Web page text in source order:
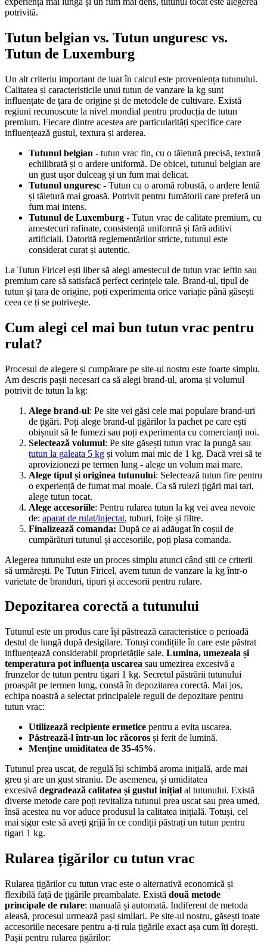
potrivită.
Tutun belgian vs. Tutun unguresc vs.
Tutun de Luxemburg
Un alt criteriu important de luat în calcul este proveniența tutunului.
Calitatea și caracteristicile unui tutun de vanzare la kg sunt
influențate de țara de origine și de metodele de cultivare. Există
regiuni recunoscute la nivel mondial pentru producția de tutun
premium. Fiecare dintre acestea are particularități specifice care
influențează gustul, textura și arderea.
Tutunul belgian - tutun vrac fin, cu o tăietură precisă, textură
echilibrată și o ardere uniformă. De obicei, tutunul belgian are
un gust ușor dulceag și un fum mai delicat.
Tutunul unguresc - Tutun cu o aromă robustă, o ardere lentă
și tăietură mai groasă. Potrivit pentru fumătorii care preferă un
fum mai intens.
Tutunul de Luxemburg - Tutun vrac de calitate premium, cu
amestecuri rafinate, consistență uniformă și fără aditivi
artificiali. Datorită reglementărilor stricte, tutunul este
considerat curat și autentic.
La Tutun Firicel ești liber să alegi amestecul de tutun vrac ieftin sau
premium care să satisfacă perfect cerințele tale. Brand-ul, tipul de
tutun și țara de origine, poți experimenta orice variație până găsești
ceea ce ți se potrivește.
Cum alegi cel mai bun tutun vrac pentru
rulat?
Procesul de alegere și cumpărare pe site-ul nostru este foarte simplu.
Am descris pașii necesari ca să alegi brand-ul, aroma și volumul
potrivit de tutun la kg:
Alege brand-ul: Pe site vei găsi cele mai populare brand-uri
de țigări. Poți alege brand-ul țigărilor la pachet pe care ești
obișnuit să le fumezi sau poți experimenta cu comercianți noi.
Selectează volumul: Pe site găsești tutun vrac la pungă sau
tutun la galeata 5 kg și volum mai mic de 1 kg. Dacă vrei să te
aprovizionezi pe termen lung - alege un volum mai mare.
Alege tipul și originea tutunului: Selectează tutun fire pentru
o experiență de fumat mai moale. Ca să rulezi țigări mai tari,
alege tutun tocat.
Alege accesoriile: Pentru rularea tutun la kg vei avea nevoie
de: aparat de rulat/injectat, tuburi, foițe și filtre.
Finalizează comanda: După ce ai adăugat în coșul de
cumpărături tutunul și accesoriile, poți plasa comanda.
Alegerea tutunului este un proces simplu atunci când știi ce criterii
să urmărești. Pe Tutun Firicel, avem tutun de vanzare la kg într-o
varietate de branduri, tipuri și accesorii pentru rulare.
Depozitarea corectă a tutunului
Tutunul este un produs care își păstrează caracteristice o perioadă
destul de lungă după desigilare. Totuși condițiile în care este păstrat
influențează considerabil proprietățile sale. Lumina, umezeala și
temperatura pot influența uscarea sau umezirea excesivă a
frunzelor de tutun pentru tigari 1 kg. Secretul păstrării tutunului
proaspăt pe termen lung, constă în depozitarea corectă. Mai jos,
echipa noastră a selectat principalele reguli de depozitare pentru
tutun vrac:
Utilizează recipiente ermetice pentru a evita uscarea.
Păstrează-l într-un loc răcoros și ferit de lumină.
Menține umiditatea de 35-45%.
Tutunul prea uscat, de regulă își schimbă aroma inițială, arde mai
greu și are un gust straniu. De asemenea, și umiditatea
excesivă degradează calitatea și gustul inițial al tutunului. Există
diverse metode care poți revitaliza tutunul prea uscat sau prea umed,
însă acestea nu vor aduce produsul la calitatea inițială. Totuși, cel
mai sigur este să aveți grijă în ce condiții păstrați un tutun pentru
tigari 1 kg.
Rularea țigărilor cu tutun vrac
Rularea țigărilor cu tutun vrac este o alternativă economică și
flexibilă față de țigările preambalate. Există două metode
principale de rulare: manuală și automată. Indiferent de metoda
aleasă, procesul urmează pași similari. Pe site-ul nostru, găsești toate
accesoriile necesare pentru a-ți rula țigările exact așa cum îți dorești.
Pașii pentru rularea țigărilor: